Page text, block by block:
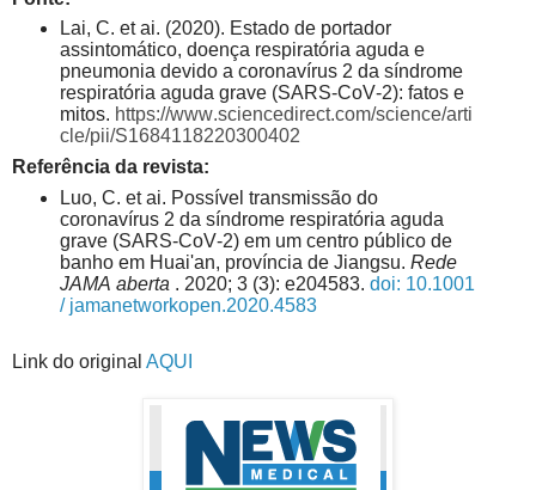
Lai, C. et ai. (2020). Estado de portador
assintomático, doença respiratória aguda e
pneumonia devido a coronavírus 2 da síndrome
respiratória aguda grave (SARS-CoV-2): fatos e
mitos. https://www.sciencedirect.com/science/arti
cle/pii/S1684118220300402
Referência da revista:
Luo, C. et ai. Possível transmissão do
coronavírus 2 da síndrome respiratória aguda
grave (SARS-CoV-2) em um centro público de
banho em Huai'an, província de Jiangsu. Rede
JAMA aberta . 2020; 3 (3): e204583. doi: 10.1001
/ jamanetworkopen.2020.4583
Link do original AQUI